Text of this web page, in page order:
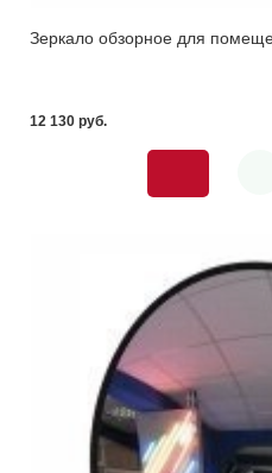
Зеркало обзорное для
12 130 pуб.